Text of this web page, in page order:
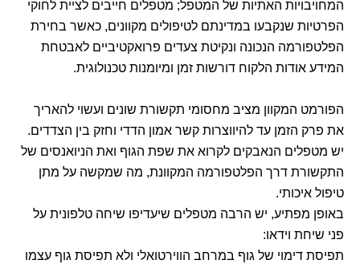
המחויבויות האתיות של המטפל; מטפלים חייבים לציית לחוקי
הפרטיות שנקבעו במדינתם לטיפולים מקוונים, כאשר בחירת
הפלטפורמה הנכונה ונקיטת צעדים פרואקטיביים לאבטחת
המידע אודות הלקוח דורשות זמן ומיומנות טכנולוגית.
הפורמט המקוון מציב מחסומי תקשורת שונים ועשוי להאריך
את פרק הזמן עד להיווצרות קשר אמון הדדי וחזק בין הצדדים.
יש מטפלים הנאבקים לקרוא את שפת הגוף ואת הניואנסים של
התקשורת דרך הפלטפורמה המקוונת, מה שמקשה על מתן
טיפול איכותי.
באופן מפתיע, יש הרבה מטפלים שיעדיפו שיחה טלפונית על
פני שיחת וידאו:
תפיסת דימוי של גוף במרחב הווירטואלי ולא תפיסת גוף עצמו